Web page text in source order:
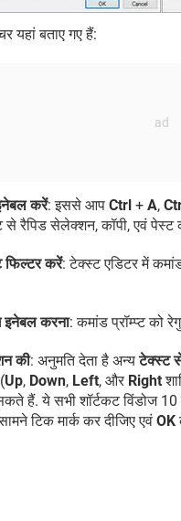
यहां बताए गए हैं:
करें: इससे आप Ctrl + A,
से रैपिड सेलेक्शन, कॉपी, एवं
फिल्टर करें: टेक्स्ट एडिटर में
इनेबल करना: कमांड प्रॉम्प्ट को
की: अनुमति देता है अन्यटेक्स्ट
Up, Down, Left, और Right
हैं. ये सभी शॉर्टकट विंडोज
टिक मार्क कर दीजिए एवं OK